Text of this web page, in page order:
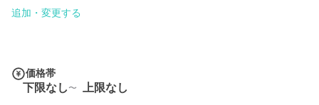
追加・変更する
価格帯
下限なし 上限なし